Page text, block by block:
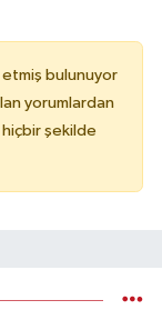
etmiş bulunuyor
yorumlardan
şekilde